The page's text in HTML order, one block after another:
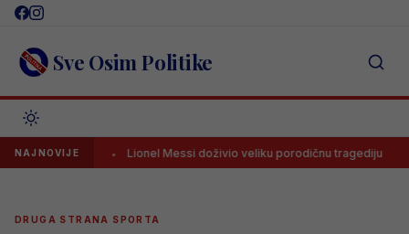
Skip
content Sve Osim Politike
NAJNOVIJELionel Messi doživio veliku porodičnu tragediju
DRUGA STRANA SPORTA